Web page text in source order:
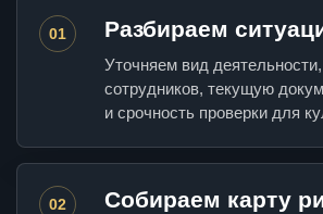
01 Разбираем
Уточняем вид
сотрудников, текущую
и срочность проверки для
02 Собираем карту